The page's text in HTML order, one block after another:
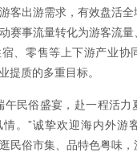
客出游需求，有效盘活
赛事流量转化为游客流
、零售等上下游产业协
提质的多重目标。
午民俗盛宴，赴一程活力
。”诚挚欢迎海内外游
民俗市集、品特色粤味，